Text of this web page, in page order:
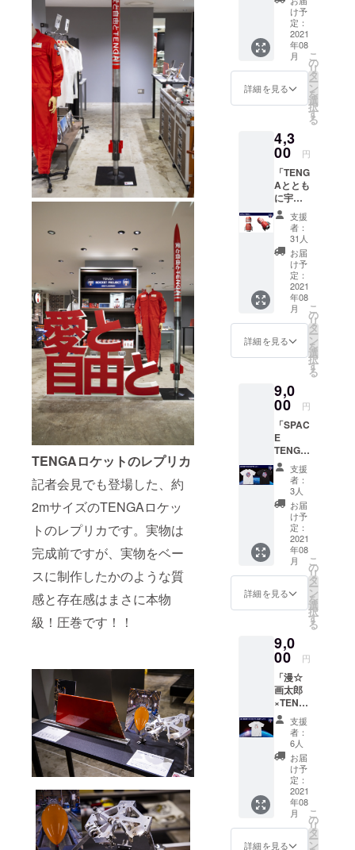
TENGAロケットのレプリカ
記者会見でも登場した、約
2mサイズのTENGAロケッ
トのレプリカです。実物は
完成前ですが、実物をベー
スに制作したかのような質
感と存在感はまさに本物
級！圧巻です！！
げ、現在は
69の国と地
域にお届け
していま
す。
TENGA公式
@TENGA_P
TENGA公式
instagram：
tenga_pr
ス」 ・
愛と自
由の寄
せ書き
に、想
いや願
いを書
こう ・
レート
に名前
を刻も
う ・限
定映像
公開 ・
TENGA
ロケッ
トプロ
ジェク
トス
テッ
カー×1
枚 ・
MOMO
ステッ
カー×1
像につ
いて：
時の非
公開映
像を、
打上げ
後に
WEBに
て限定
公開さ
せてい
ただき
ます。
※お届け
は2021
年夏頃
す。
け予
定：
2021
年08
月
詳細を見る
こ
の
リ
タ
ー
ン
を
選
択
す
る
4,3
00 円
「TENG
Aととも
に宇宙
へ！
コー
ス」
（ロ
ケット
TENGA
1本＋
ベー
シック
セッ
ト） ・
ロケッ
×1本 ・
愛と自
由の寄
せ書き
に、想
いや願
いを書
こう ・
メモリ
アルプ
レート
に名前
を刻も
う ・限
定映像
公開 ・
TENGA
トス
テッ
枚 ・
MOMO
ステッ
カー×1
定映像
公開映
像につ
いて：
打上げ
時の非
公開映
像を、
打上げ
支援
者：
31人
お届
け予
定：
2021
年08
月
詳細を見る
こ
の
リ
タ
ー
ン
を
選
択
す
る
9,0
00 円
「SPAC
E
TENGA
ロボT
シャツ
コー
ス」
（SPAC
TENGA
ロボT
シャツ
＋ベー
シック
セット
TENGA
ロ T
シャツ
・愛と
自由の
寄せ書
きに、
想いや
願いを
書こう
・メモ
リアル
プレー
トに名
前を刻
もう ・
限定映
支援
者：
3人
お届
け予
定：
2021
年08
月
詳細を見る
こ
の
リ
タ
ー
ン
を
選
択
す
る
9,0
00 円
「漫☆
画太郎
×TENG
A
SPACE
ドクミ
&TENG
A社長T
シャ
ツ」
（漫☆
画太郎
×TENG
A
支援
者：
6人
お届
け予
定：
2021
年08
月
詳細を見る
こ
の
リ
タ
ー
ン